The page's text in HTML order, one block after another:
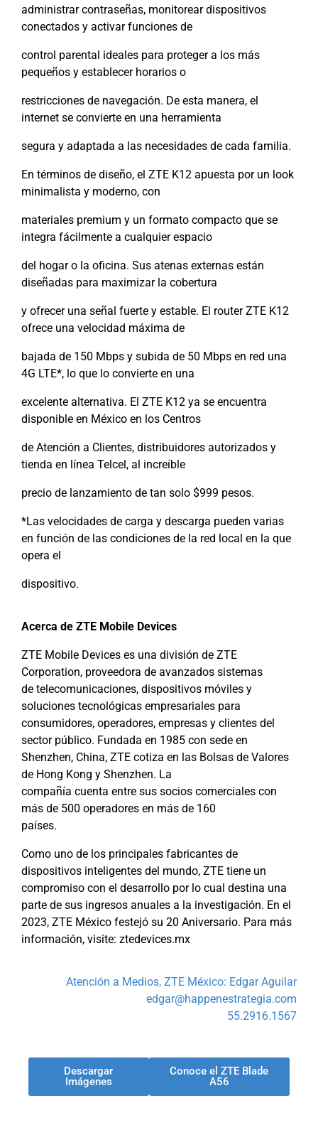
administrar contraseñas, monitorear dispositivos
conectados y activar funciones de
control parental ideales para proteger a los más
pequeños y establecer horarios o
restricciones de navegación. De esta manera, el
internet se convierte en una herramienta
segura y adaptada a las necesidades de cada familia.
En términos de diseño, el ZTE K12 apuesta por un look
minimalista y moderno, con
materiales premium y un formato compacto que se
integra fácilmente a cualquier espacio
del hogar o la oficina. Sus atenas externas están
diseñadas para maximizar la cobertura
y ofrecer una señal fuerte y estable. El router ZTE K12
ofrece una velocidad máxima de
bajada de 150 Mbps y subida de 50 Mbps en red una
4G LTE*, lo que lo convierte en una
excelente alternativa. El ZTE K12 ya se encuentra
disponible en México en los Centros
de Atención a Clientes, distribuidores autorizados y
tienda en línea Telcel, al increíble
precio de lanzamiento de tan solo $999 pesos.
*Las velocidades de carga y descarga pueden varias
en función de las condiciones de la red local en la que
opera el
dispositivo.
Acerca de ZTE Mobile Devices
ZTE Mobile Devices es una división de ZTE
Corporation, proveedora de avanzados sistemas
de telecomunicaciones, dispositivos móviles y
soluciones tecnológicas empresariales para
consumidores, operadores, empresas y clientes del
sector público. Fundada en 1985 con sede en
Shenzhen, China, ZTE cotiza en las Bolsas de Valores
de Hong Kong y Shenzhen. La
compañía cuenta entre sus socios comerciales con
más de 500 operadores en más de 160
países.
Como uno de los principales fabricantes de
dispositivos inteligentes del mundo, ZTE tiene un
compromiso con el desarrollo por lo cual destina una
parte de sus ingresos anuales a la investigación. En el
2023, ZTE México festejó su 20 Aniversario. Para más
información, visite: ztedevices.mx
Atención a Medios, ZTE México: Edgar Aguilar
edgar@happenestrategia.com
55.2916.1567
Descargar
Imágenes
Conoce el ZTE Blade
A56